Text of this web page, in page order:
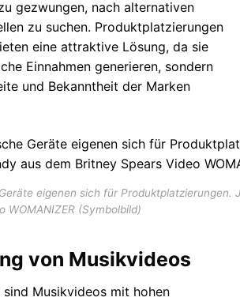
gezwungen, nach alternativen
zu suchen. Produktplatzierungen
eine attraktive Lösung, da sie
Einnahmen generieren, sondern
und Bekanntheit der Marken
eigenen sich für
WOMANIZER (Symbolbild)
von Musikvideos
sind Musikvideos mit hohen